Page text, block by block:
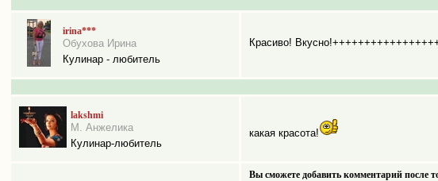
irina***
Обухова Ирина
Кулинар - любитель
Красиво!
lakshmi
М. Анжелика
Кулинар-любитель
какая красота!
Вы сможете добавить комментарий после